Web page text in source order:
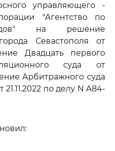
управляющего -
"Агентство по
на решение
Севастополя от
Двадцать первого
суда от
Арбитражного суда
по делу N А84-